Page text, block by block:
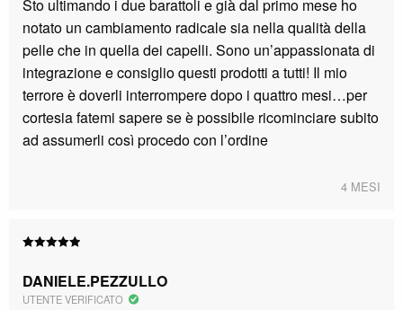
Sto ultimando i due barattoli e già dal primo mese ho
notato un cambiamento radicale sia nella qualità della
pelle che in quella dei capelli. Sono un’appassionata di
integrazione e consiglio questi prodotti a tutti! Il mio
terrore è doverli interrompere dopo i quattro mesi…per
cortesia fatemi sapere se è possibile ricominciare subito
ad assumerli così procedo con l’ordine
4 MESI
su 5
DANIELE.PEZZULLO
UTENTE VERIFICATO